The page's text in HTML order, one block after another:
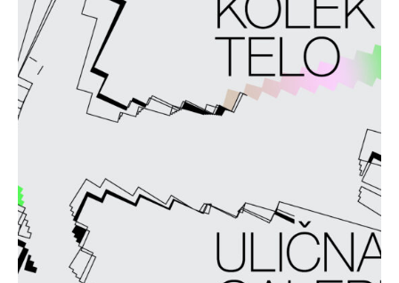
“Kolektivno telo”, studenti Departmana za digitalne umetnosti FMK